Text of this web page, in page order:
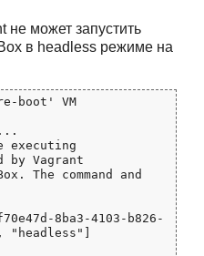
не может запустить
в headless режиме на
boot' VM
executing
by Vagrant
The command and
8ba3-4103-b826-
"headless"]